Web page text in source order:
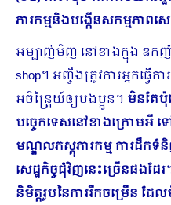
ភារកម្មនិងបង្កើនសកម្មភាពស
អម្បាញ់មិញ នៅខាងក្នុង ឧកញ៉
shop។ អញ្ចឹងត្រូវការអ្នកធ្វ
អចិន្រ្តៃយ៍ឲ្យបងប្អូន។​ មិនតែ
បច្ចេកទេសនៅខាងក្រោមអី
មណ្ឌលភស្តុភារកម្ម ការដឹកទំ
សេដ្ឋកិច្ចជុំវិញនេះច្រើនផងដ
និមិត្តរូបនៃការរីកចម្រើន ដែ